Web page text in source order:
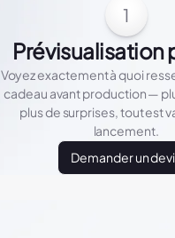
1
Prévisualisation
Voyez exactement à quoi
cadeau avant production —
plus de surprises, tout est
lancement.
Demander un